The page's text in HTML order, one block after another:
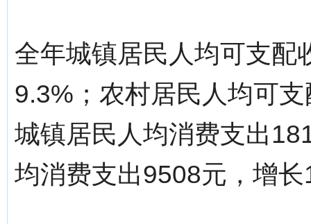
全年城镇居民人均可支配
9.3%；农村居民人均可
城镇居民人均消费支出
均消费支出9508元，增